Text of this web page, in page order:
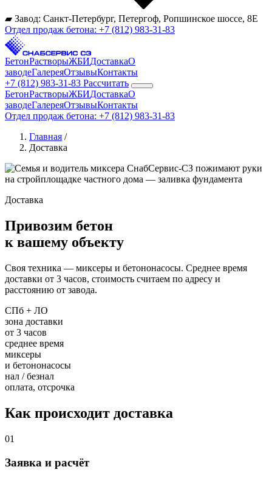
▰ Завод: Санкт-Петербург, Петергоф, Ропшинское шоссе, 8Е
Отдел продаж бетона: +7 (812) 983-31-83
БетонРастворыЖБИДоставкаО
заводеГалереяОтзывыКонтакты
+7 (812) 983-31-83 Рассчитать
БетонРастворыЖБИДоставкаО
заводеГалереяОтзывыКонтакты
Отдел продаж бетона: +7 (812) 983-31-83
Главная /
Доставка
Доставка
Привозим бетон
к вашему объекту
Своя техника — миксеры и бетононасосы. Среднее время
доставки от 3 часов, стоимость считаем по адресу и
расстоянию от завода.
СПб + ЛО
зона доставки
от 3 часов
среднее время
миксеры
и бетононасосы
нал / безнал
оплата, отсрочка
Как происходит доставка
01
Заявка и расчёт